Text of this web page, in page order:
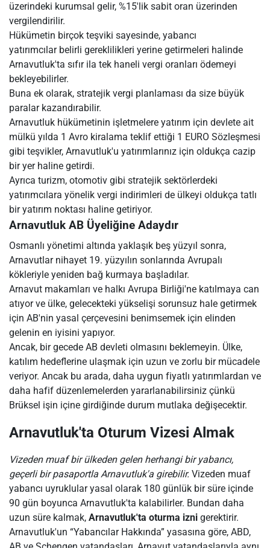
üzerindeki kurumsal gelir, %15'lik sabit oran üzerinden
vergilendirilir.
Hükümetin birçok teşviki sayesinde, yabancı
yatırımcılar belirli gereklilikleri yerine getirmeleri halinde
Arnavutluk'ta sıfır ila tek haneli vergi oranları ödemeyi
bekleyebilirler.
Buna ek olarak, stratejik vergi planlaması da size büyük
paralar kazandırabilir.
Arnavutluk hükümetinin işletmelere yatırım için devlete ait
mülkü yılda 1 Avro kiralama teklif ettiği 1 EURO Sözleşmesi
gibi teşvikler, Arnavutluk'u yatırımlarınız için oldukça cazip
bir yer haline getirdi.
Ayrıca turizm, otomotiv gibi stratejik sektörlerdeki
yatırımcılara yönelik vergi indirimleri de ülkeyi oldukça tatlı
bir yatırım noktası haline getiriyor.
Arnavutluk AB Üyeliğine Adaydır
Osmanlı yönetimi altında yaklaşık beş yüzyıl sonra,
Arnavutlar nihayet 19. yüzyılın sonlarında Avrupalı
kökleriyle yeniden bağ kurmaya başladılar.
Arnavut makamları ve halkı Avrupa Birliği'ne katılmaya can
atıyor ve ülke, gelecekteki yükselişi sorunsuz hale getirmek
için AB'nin yasal çerçevesini benimsemek için elinden
gelenin en iyisini yapıyor.
Ancak, bir gecede AB devleti olmasını beklemeyin. Ülke,
katılım hedeflerine ulaşmak için uzun ve zorlu bir mücadele
veriyor. Ancak bu arada, daha uygun fiyatlı yatırımlardan ve
daha hafif düzenlemelerden yararlanabilirsiniz çünkü
Brüksel işin içine girdiğinde durum mutlaka değişecektir.
Arnavutluk'ta Oturum Vizesi Almak
Vizeden muaf bir ülkeden gelen herhangi bir yabancı,
geçerli bir pasaportla Arnavutluk'a girebilir. Vizeden muaf
yabancı uyruklular yasal olarak 180 günlük bir süre içinde
90 gün boyunca Arnavutluk'ta kalabilirler. Bundan daha
uzun süre kalmak, Arnavutluk'ta oturma izni gerektirir.
Arnavutluk'un “Yabancılar Hakkında” yasasına göre, ABD,